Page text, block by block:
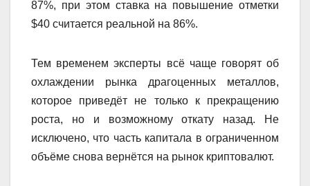
87%, при этом ставка на повышение отметки
$40 считается реальной на 86%.
Тем временем эксперты всё чаще говорят об
охлаждении рынка драгоценных металлов,
которое приведёт не только к прекращению
роста, но и возможному откату назад. Не
исключено, что часть капитала в ограниченном
объёме снова вернётся на рынок криптовалют.